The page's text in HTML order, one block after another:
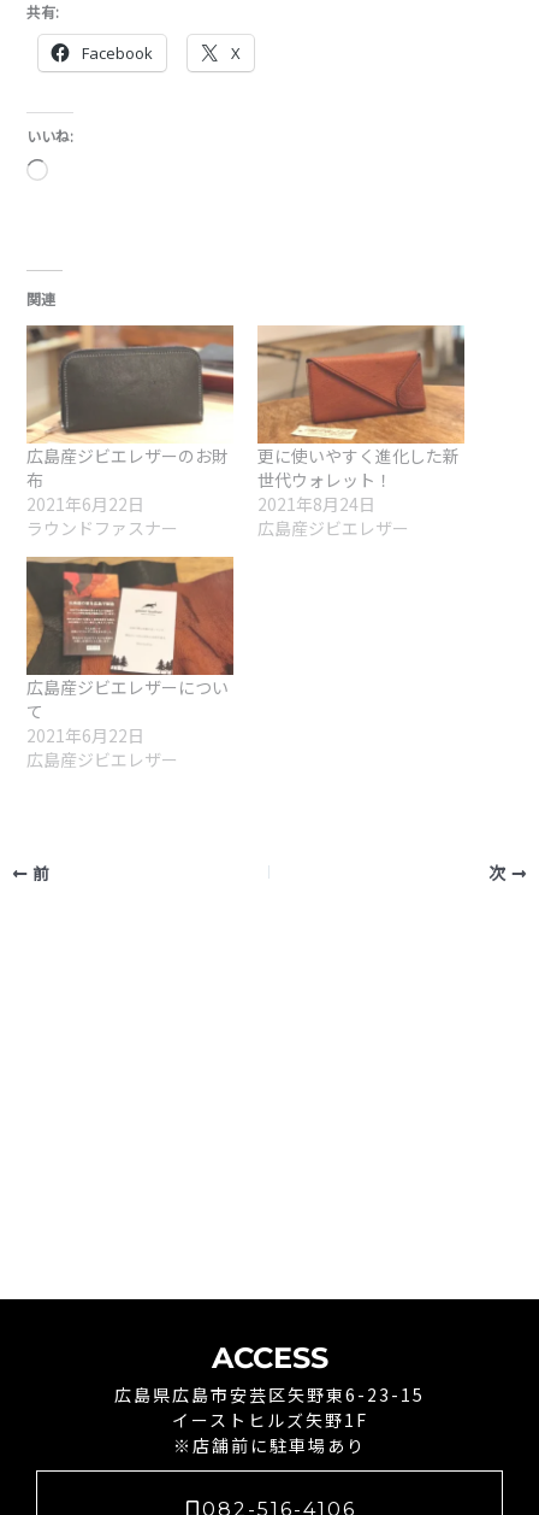
共有:
Facebook X
いいね:
読
中…
関連
広島産ジビエレザーのお財
布
2021年6月22日
ラウンドファスナー
更に使いやすく進化した新
世代ウォレット！
2021年8月24日
広島産ジビエレザー
広島産ジビエレザーについ
て
2021年6月22日
広島産ジビエレザー
前 次
ACCESS
広島県広島市安芸区矢野東6-23-15
イーストヒルズ矢野1F
※店舗前に駐車場あり
082-516-4106